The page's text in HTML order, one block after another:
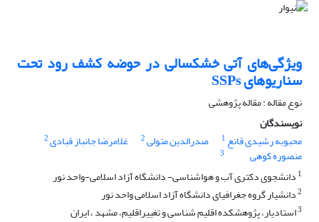
ویژگی‌های آتی خشکسالی در حوضه کشف رود تحت
سناریوهای SSPs
نوع مقاله : مقاله پژوهشی
نویسندگان
محبوبه رشیدی قانع 1 صدرالدین متولی2 غلامرضا جانباز قبادی2
منصوره کوهی
3
1 دانشجوی دکتری آب و هواشناسی- دانشگاه آزاد اسلامی-واحد نور
2دانشیار گروه جغرافیای دانشگاه آزاد اسلامی واحد نور
3استادیار، پژوهشکده اقلیم شناسی و تغییراقلیم، مشهد ، ایران